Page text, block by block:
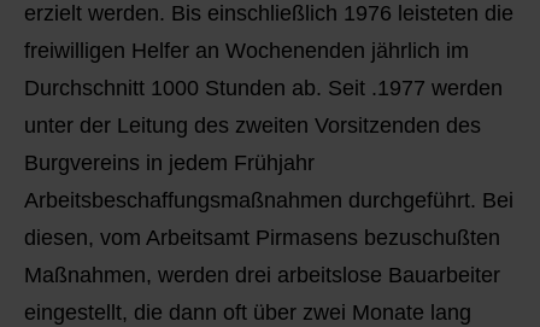
erzielt werden. Bis einschließlich 1976 leisteten die
freiwilligen Helfer an Wochenenden jährlich im
Durchschnitt 1000 Stunden ab. Seit .1977 werden
unter der Leitung des zweiten Vorsitzenden des
Burgvereins in jedem Frühjahr
Arbeitsbeschaffungsmaßnahmen durchgeführt. Bei
diesen, vom Arbeitsamt Pirmasens bezuschußten
Maßnahmen, werden drei arbeitslose Bauarbeiter
eingestellt, die dann oft über zwei Monate lang